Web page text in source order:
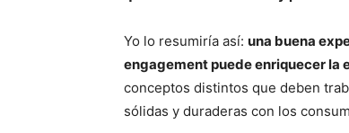
Yo lo resumiría así: una buena
engagement puede enriquecer la
conceptos distintos que deben
sólidas y duraderas con los